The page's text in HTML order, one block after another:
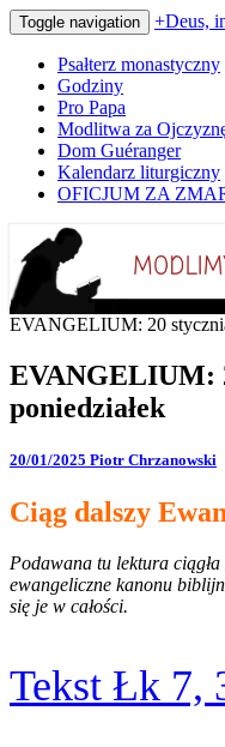
Toggle navigation +Deus,
Psałterz monastyczny
Godziny
Pro Papa
Modlitwa za
Dom Guéranger
Kalendarz liturgiczny
OFICJUM ZA
+Deus, in
Codziennie
EVANGELIUM: 20
EVANGELIUM:
poniedziałek
20/01/2025 Piotr Chrzanowski
Ciąg dalszy
Podawana tu lektura
ewangeliczne kanonu
się je w całości.
Tekst Łk 7,